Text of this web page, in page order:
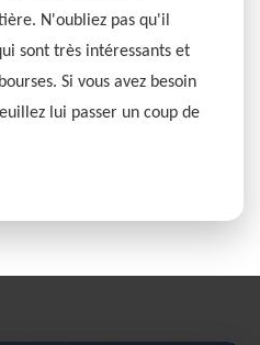
N'oubliez pas qu'il
sont très intéressants et
Si vous avez besoin
lui passer un coup de